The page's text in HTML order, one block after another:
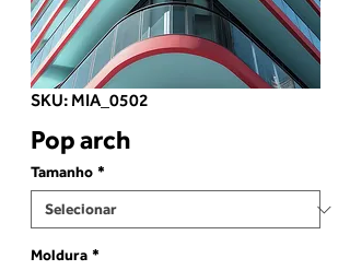
SKU: MIA_0502
Pop arch
Tamanho *
Moldura *